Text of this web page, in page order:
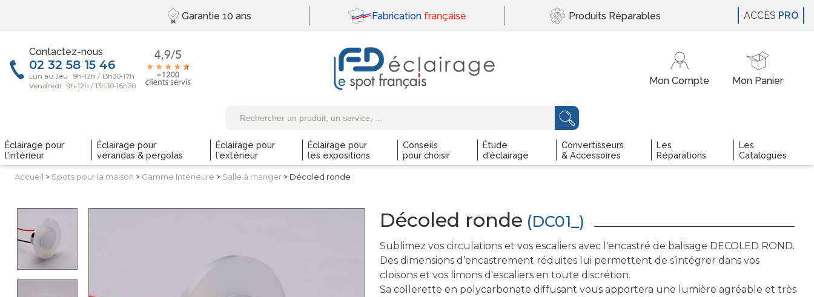
Garantie 10 ans Fabrication française Produits Réparables
Contactez-nous
Éclairage pour
l'intérieur
Éclairage pour
vérandas & pergolas
Éclairage pour
l'extérieur
Éclairage pour
les expositions
Conseils
pour choisir
Étude
d'éclairage
Convertisseurs
& Accessoires
Les
Réparations
Les
Catalogues
ACCÈS PRO
Accueil > Spots pour la maison > Gamme Intérieure > Salle à manger > Décoled ronde
Décoled ronde (DC01_)
Sublimez vos circulations et vos escaliers avec l'encastré de balisage DECOLED ROND.
Des dimensions d’encastrement réduites lui permettent de s’intégrer dans vos
cloisons et vos limons d'escaliers en toute discrétion.
Sa collerette en polycarbonate diffusant vous apportera une lumière agréable et très